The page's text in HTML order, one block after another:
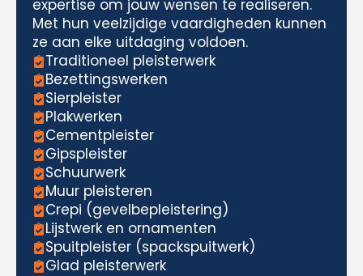
expertise om jouw wensen te realiseren.
Met hun veelzijdige vaardigheden kunnen
ze aan elke uitdaging voldoen.
Traditioneel pleisterwerk
Bezettingswerken
Sierpleister
Plakwerken
Cementpleister
Gipspleister
Schuurwerk
Muur pleisteren
Crepi (gevelbepleistering)
Lijstwerk en ornamenten
Spuitpleister (spackspuitwerk)
Glad pleisterwerk